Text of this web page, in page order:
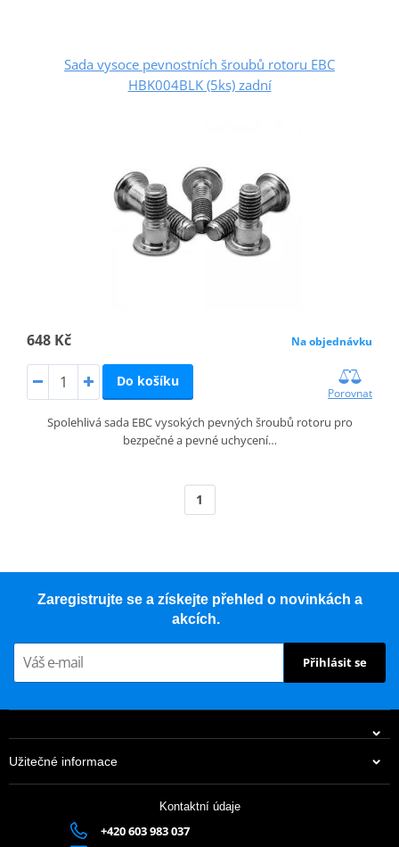
Sada vysoce pevnostních šroubů rotoru EBC
HBK004BLK (5ks) zadní
648 Kč Na objednávku
Do košíku
Porovnat
Spolehlivá sada EBC vysokých pevných šroubů rotoru pro
bezpečné a pevné uchycení…
1
Zaregistrujte se a získejte přehled o novinkách a
akcích.
Přihlásit se
Užitečné informace
Kontaktní údaje
+420 603 983 037